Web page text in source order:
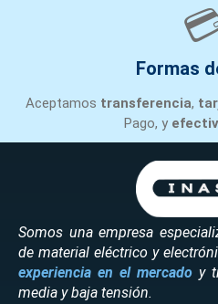
Formas
Aceptamos transferencia,
Pago, y
Somos una empresa
de material eléctrico y
experiencia en el mercado y
media y baja tensión.